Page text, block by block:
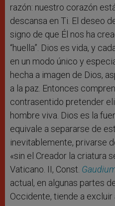
razón: nuestro corazón
descansa en Ti. El deseo
signo de que Él nos ha
“huella”. Dios es vida, y
en un modo único y
hecha a imagen de Dios,
a la paz. Entonces
contrasentido pretender
hombre viva. Dios es la
equivale a separarse de
inevitablemente, privarse
«sin el Creador la criatura
Vaticano. II, Const.
actual, en algunas partes
Occidente, tiende a excluir